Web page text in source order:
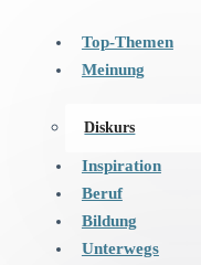
Top-Themen
Meinung
Diskurs
Inspiration
Beruf
Bildung
Unterwegs